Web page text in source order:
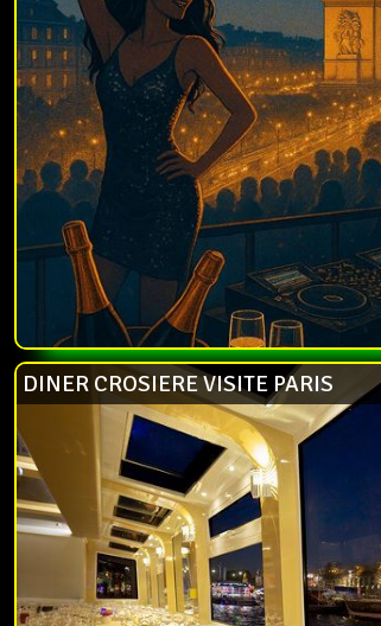
DINER CROSIERE VISITE PARIS